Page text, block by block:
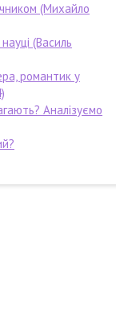
(Михайло
(Василь
романтик у
Аналізуємо